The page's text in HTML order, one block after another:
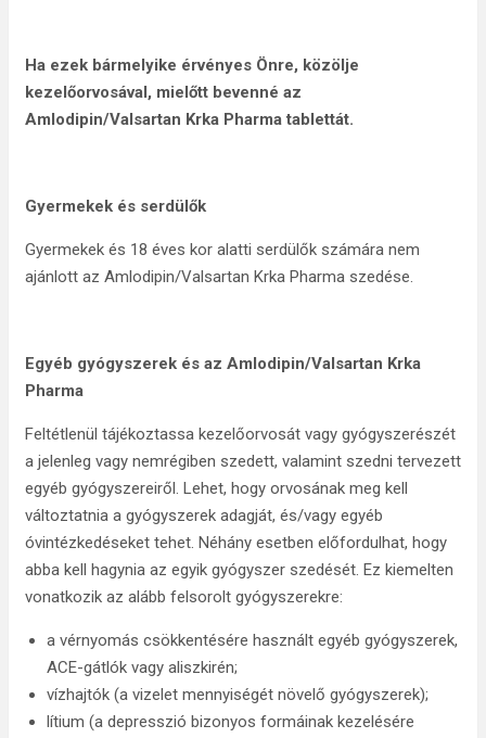
Ha ezek bármelyike érvényes Önre, közölje
kezelőorvosával, mielőtt bevenné az
Amlodipin/Valsartan Krka Pharma tablettát.
Gyermekek és serdülők
Gyermekek és 18 éves kor alatti serdülők számára nem
ajánlott az Amlodipin/Valsartan Krka Pharma szedése.
Egyéb gyógyszerek és az Amlodipin/Valsartan Krka
Pharma
Feltétlenül tájékoztassa kezelőorvosát vagy gyógyszerészét
a jelenleg vagy nemrégiben szedett, valamint szedni tervezett
egyéb gyógyszereiről. Lehet, hogy orvosának meg kell
változtatnia a gyógyszerek adagját, és/vagy egyéb
óvintézkedéseket tehet. Néhány esetben előfordulhat, hogy
abba kell hagynia az egyik gyógyszer szedését. Ez kiemelten
vonatkozik az alább felsorolt gyógyszerekre:
a vérnyomás csökkentésére használt egyéb gyógyszerek,
ACE-gátlók vagy aliszkirén;
vízhajtók (a vizelet mennyiségét növelő gyógyszerek);
lítium (a depresszió bizonyos formáinak kezelésére